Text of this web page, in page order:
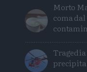
Morto
coma
precipita